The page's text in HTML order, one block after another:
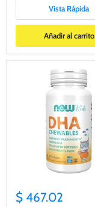
Vista Rápida
Añadir al carrito
$ 467.02